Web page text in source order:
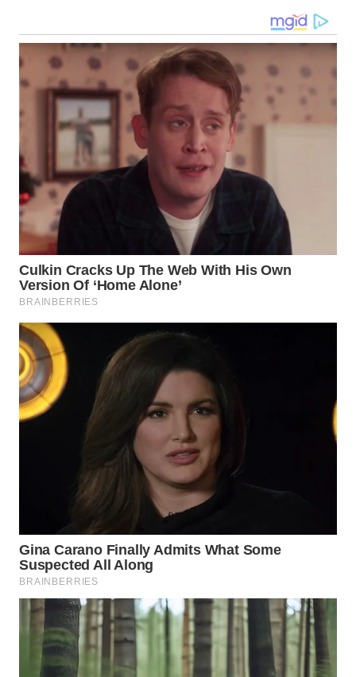
WN
PAKPAK
WN
KARAWANG
BEKASI
WN
BOGOR
WN
DEPOK
WN
TAPANULI
UTARA
WN
WN
SUMEDANG
CIANJUR
WN